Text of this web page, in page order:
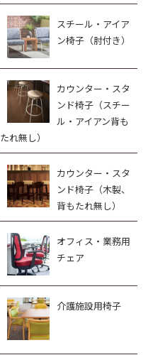
スチール・アイア
ン椅子（肘付き）
カウンター・スタ
ンド椅子（スチー
ル・アイアン背も
たれ無し）
カウンター・スタ
ンド椅子（木製、
背もたれ無し）
オフィス・業務用
チェア
介護施設用椅子